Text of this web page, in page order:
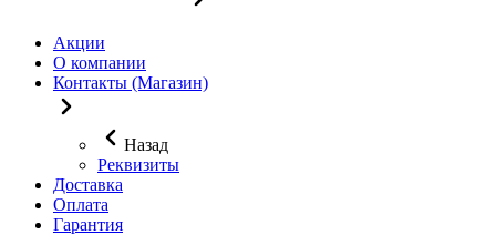
Акции
О компании
Контакты (Магазин)
Назад
Реквизиты
Доставка
Оплата
Гарантия